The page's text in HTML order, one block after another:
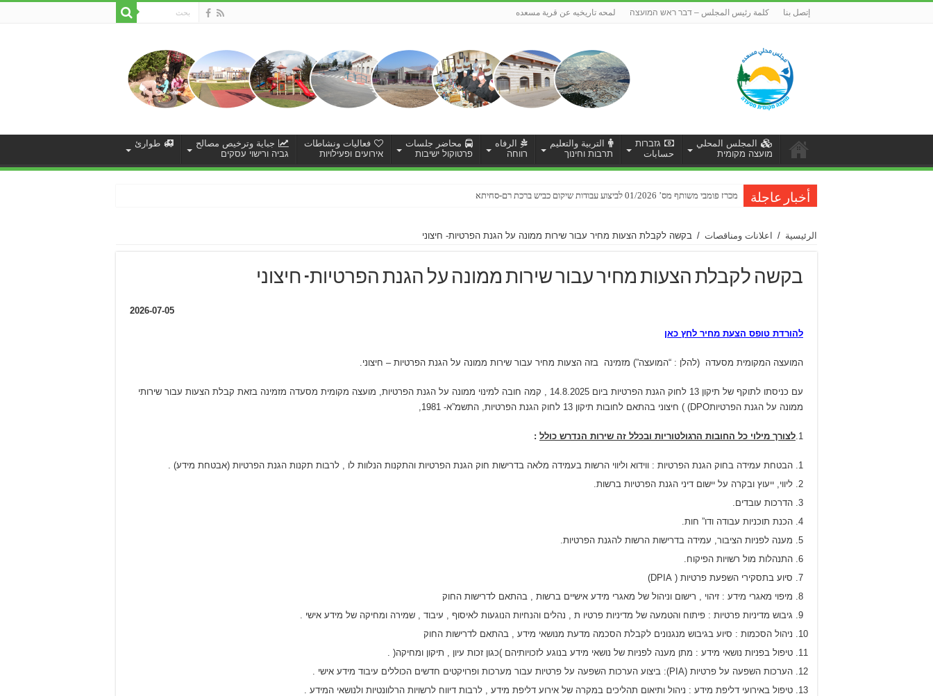
إتصل بنا كلمة رئيس المجلس – דבר ראש המועצה لمحه تاريخيه عن قرية مسعده
المجلس المحلي
מועצה מקומית
גזברות
حسابات
التربية والتعليم
תרבות וחינוך
الرفاه
רווחה
محاضر جلسات
פרטוקול ישיבות
فعاليات ونشاطات
אירועים ופעילויות
جباية وترخيص مصالح
גביה ורישוי עסקים
طوارئ
أخبار عاجلة מכרז פומבי משותף מס’ 01/2026 לביצוע עבודות שיקום כביש ברכת רם-סחיתא
הזמנה להגשת הצעות מחיר למתן שירותי מדידת מצב קיים לצורך תכנון מפורט לשכונת אלחפור
الرئيسية / اعلانات ومناقصات / בקשה לקבלת הצעות מחיר עבור שירות ממונה על הגנת הפרטיות- חיצוני
בקשה לקבלת הצעות מחיר עבור שירות ממונה על הגנת הפרטיות- חיצוני
2026-07-05
להורדת טופס הצעת מחיר לחץ כאן
המועצה המקומית מסעדה (להלן : “המועצה”) מזמינה בזה הצעות מחיר עבור שירות ממונה על הגנת הפרטיות – חיצוני.
עם כניסתו לתוקף של תיקון 13 לחוק הגנת הפרטיות ביום 14.8.2025 , קמה חובה למינוי ממונה על הגנת הפרטיות, מועצה מקומית מסעדה מזמינה בזאת קבלת הצעות עבור שירותי
ממונה על הגנת הפרטיותDPO) ) חיצוני בהתאם לחובות תיקון 13 לחוק הגנת הפרטיות, התשמ”א- 1981,
1. לצורך מילוי כל החובות הרגולטוריות ובכלל זה שירות הנדרש כולל :
הבטחת עמידה בחוק הגנת הפרטיות : ווידוא וליווי הרשות בעמידה מלאה בדרישות חוק הגנת הפרטיות והתקנות הנלוות לו , לרבות תקנות הגנת הפרטיות (אבטחת מידע) .
ליווי, ייעוץ ובקרה על יישום דיני הגנת הפרטיות ברשות.
הדרכות עובדים.
הכנת תוכניות עבודה ודו” חות.
מענה לפניות הציבור, עמידה בדרישות הרשות להגנת הפרטיות.
התנהלות מול רשויות הפיקוח.
סיוע בתסקירי השפעת פרטיות ( DPIA)
מיפוי מאגרי מידע : זיהוי , רישום וניהול של מאגרי מידע אישיים ברשות , בהתאם לדרישות החוק
גיבוש מדיניות פרטיות : פיתוח והטמעה של מדיניות פרטיו ת , נהלים והנחיות הנוגעות לאיסוף , עיבוד , שמירה ומחיקה של מידע אישי .
ניהול הסכמות : סיוע בגיבוש מנגנונים לקבלת הסכמה מדעת מנושאי מידע , בהתאם לדרישות החוק
טיפול בפניות נושאי מידע : מתן מענה לפניות של נושאי מידע בנוגע לזכויותיהם )כגון זכות עיון , תיקון ומחיקה( .
הערכות השפעה על פרטיות (PIA): ביצוע הערכות השפעה על פרטיות עבור מערכות ופרויקטים חדשים הכוללים עיבוד מידע אישי .
טיפול באירועי דליפת מידע : ניהול ותיאום תהליכים במקרה של אירוע דליפת מידע , לרבות דיווח לרשויות הרלוונטיות ולנושאי המידע .